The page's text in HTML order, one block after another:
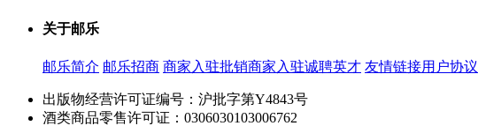
关于邮乐
邮乐简介 邮乐招商 商家入驻批销商家入驻诚聘英才 友情链接用户协议
出版物经营许可证编号：沪批字第Y4843号
酒类商品零售许可证：0306030103006762